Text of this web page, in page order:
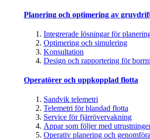
Planering och optimering av
Integrerade lösningar för
Optimering och simulering
Konsultation
Design och rapportering för
Operatörer och uppkopplad flotta
Sandvik telemetri
Telemetri för blandad flotta
Service för fjärrövervakning
Appar som följer med
Operativ planering och